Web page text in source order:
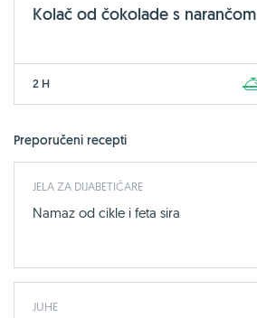
Kolač od čokolade s narančom
2 H
Preporučeni recepti
JELA ZA DIJABETIČARE
Namaz od cikle i feta sira
JUHE